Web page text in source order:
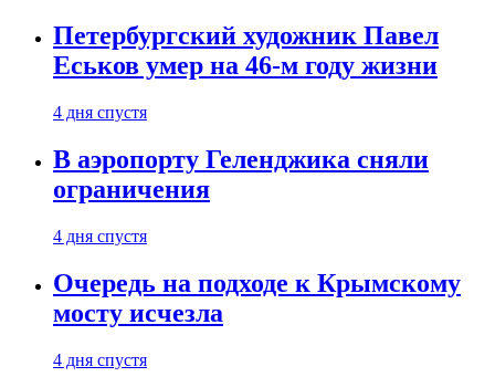
Петербургский художник Павел
Еськов умер на 46-м году жизни
4 дня спустя
В аэропорту Геленджика сняли
ограничения
4 дня спустя
Очередь на подходе к Крымскому
мосту исчезла
4 дня спустя